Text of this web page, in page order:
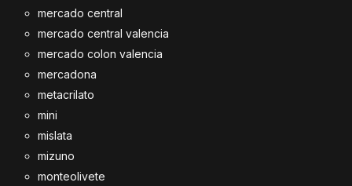
mercado central
mercado central valencia
mercado colon valencia
mercadona
metacrilato
mini
mislata
mizuno
monteolivete